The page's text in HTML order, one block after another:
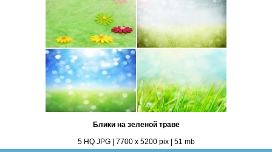
Блики на зеленой траве
5 HQ JPG | 7700 х 5200 pix | 51 mb